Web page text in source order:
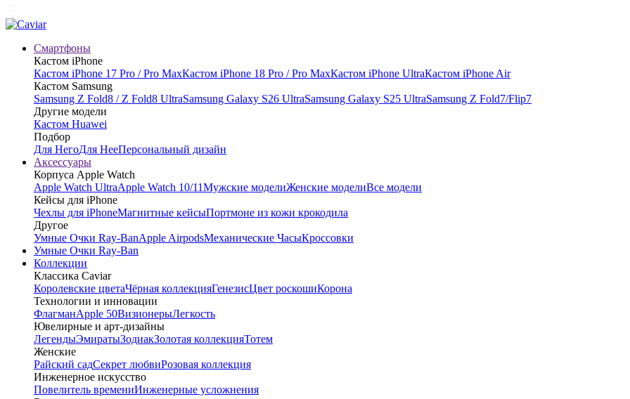
Смартфоны
Кастом iPhone
Кастом iPhone 17 Pro / Pro MaxКастом iPhone 18 Pro / Pro MaxКастом iPhone UltraКастом iPhone Air
Кастом Samsung
Samsung Z Fold8 / Z Fold8 UltraSamsung Galaxy S26 UltraSamsung Galaxy S25 UltraSamsung Z Fold7/Flip7
Другие модели
Кастом Huawei
Подбор
Для НегоДля НееПерсональный дизайн
Аксессуары
Корпуса Apple Watch
Apple Watch UltraApple Watch 10/11Мужские моделиЖенские моделиВсе модели
Кейсы для iPhone
Чехлы для iPhoneМагнитные кейсыПортмоне из кожи крокодила
Другое
Умные Очки Ray-BanApple AirpodsМеханические ЧасыКроссовки
Умные Очки Ray-Ban
Коллекции
Классика Caviar
Королевские цветаЧёрная коллекцияГенезисЦвет роскошиКорона
Технологии и инновации
ФлагманApple 50ВизионерыЛегкость
Ювелирные и арт-дизайны
ЛегендыЭмиратыЗодиакЗолотая коллекцияТотем
Женские
Райский садСекрет любвиРозовая коллекция
Инженерное искусство
Повелитель времениИнженерные усложнения